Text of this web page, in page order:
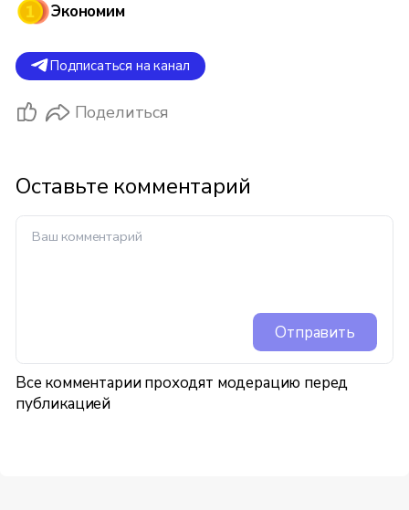
Экономим
Подписаться на канал
Поделиться
Оставьте комментарий
Отправить
Все комментарии проходят модерацию перед
публикацией